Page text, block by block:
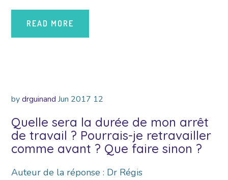
READ MORE
by drguinand Jun 2017 12
Quelle sera la durée de mon arrêt
de travail ? Pourrais-je retravailler
comme avant ? Que faire sinon ?
Auteur de la réponse : Dr Régis